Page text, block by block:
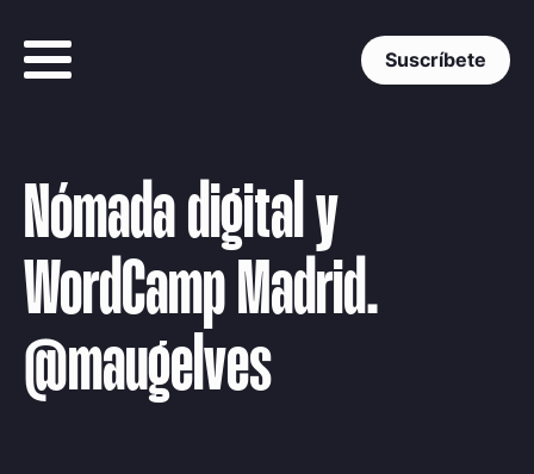
Suscríbete
Nómada digital y
WordCamp Madrid.
@maugelves